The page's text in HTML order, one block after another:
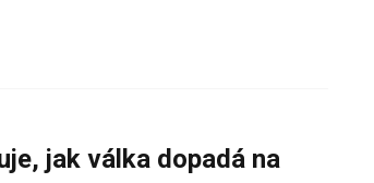
jak válka dopadá na